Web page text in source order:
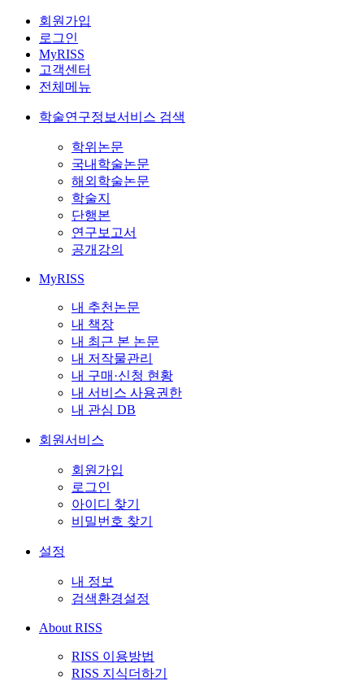
회원가입
로그인
MyRISS
고객센터
전체메뉴
학술연구정보서비스 검색
학위논문
국내학술논문
해외학술논문
학술지
단행본
연구보고서
공개강의
MyRISS
내 추천논문
내 책장
내 최근 본 논문
내 저작물관리
내 구매·신청 현황
내 서비스 사용권한
내 관심 DB
회원서비스
회원가입
로그인
아이디 찾기
비밀번호 찾기
설정
내 정보
검색환경설정
About RISS
RISS 이용방법
RISS 지식더하기